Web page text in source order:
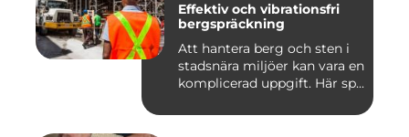
Effektiv och vibrationsfri
bergspräckning
Att hantera berg och sten i
stadsnära miljöer kan vara en
komplicerad uppgift. Här sp...